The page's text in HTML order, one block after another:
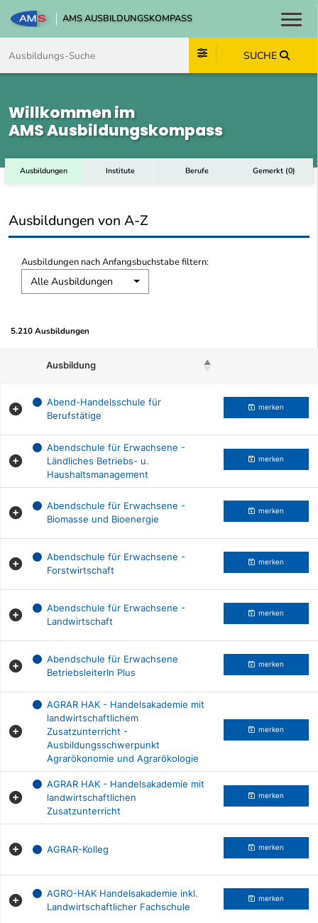
AMS AUSBILDUNGSKOMPASS
SUCHE
Willkommen im
AMS Ausbildungskompass
Ausbildungen Institute Berufe Gemerkt (0)
Ausbildungen von A-Z
Ausbildungen nach Anfangsbuchstabe filtern:
Alle Ausbildungen
5.210 Ausbildungen
Ausbildung
Abend-Handelsschule für
Berufstätige
merken
Abendschule für Erwachsene -
Ländliches Betriebs- u.
Haushaltsmanagement
merken
Abendschule für Erwachsene -
Biomasse und Bioenergie
merken
Abendschule für Erwachsene -
Forstwirtschaft
merken
Abendschule für Erwachsene -
Landwirtschaft
merken
Abendschule für Erwachsene
BetriebsleiterIn Plus
merken
AGRAR HAK - Handelsakademie mit
landwirtschaftlichem
Zusatzunterricht -
Ausbildungsschwerpunkt
Agrarökonomie und Agrarökologie
merken
AGRAR HAK - Handelsakademie mit
landwirtschaftlichen
Zusatzunterricht
merken
AGRAR-Kolleg merken
AGRO-HAK Handelsakademie inkl.
Landwirtschaftlicher Fachschule
merken